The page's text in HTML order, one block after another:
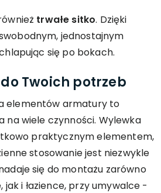
trwałe sitko. Dzięki
jednostajnym
się po bokach.
Twoich potrzeb
elementów armatury to
na wiele czynności. Wylewka
praktycznym elementem,
stosowanie jest niezwykle
się do montażu zarówno
jak i łazience, przy umywalce -